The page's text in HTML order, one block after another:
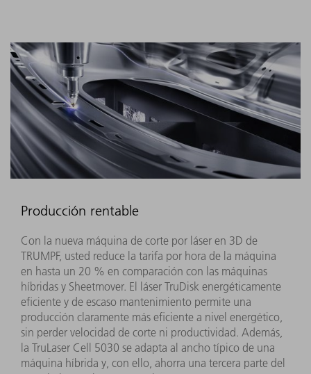
Producción rentable
Con la nueva máquina de corte por láser en 3D de
TRUMPF, usted reduce la tarifa por hora de la máquina
en hasta un 20 % en comparación con las máquinas
híbridas y Sheetmover. El láser TruDisk energéticamente
eficiente y de escaso mantenimiento permite una
producción claramente más eficiente a nivel energético,
sin perder velocidad de corte ni productividad. Además,
la TruLaser Cell 5030 se adapta al ancho típico de una
máquina híbrida y, con ello, ahorra una tercera parte del